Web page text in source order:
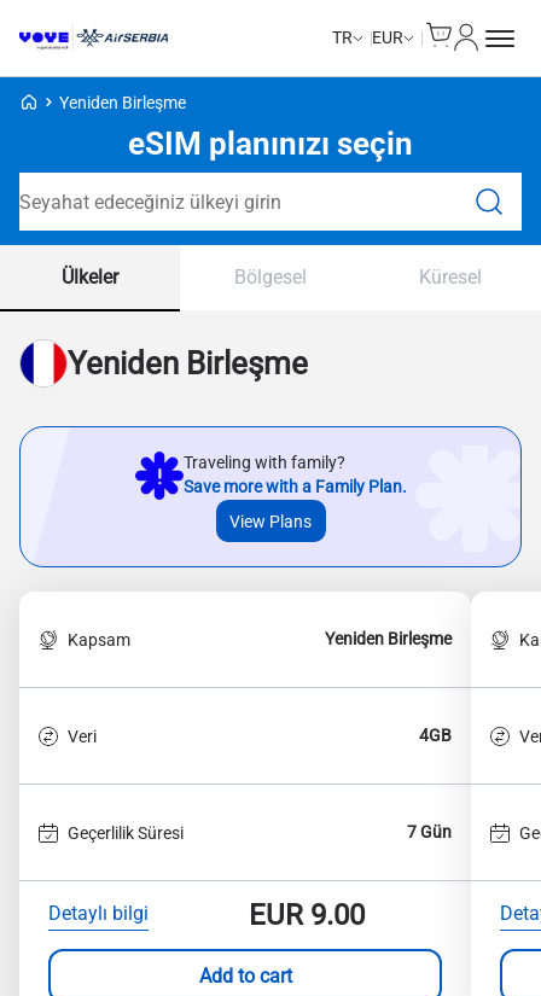
TR EUR
Voye Homepage
Yeniden Birleşme
eSIM planınızı seçin
Ülkeler Bölgesel Küresel
Yeniden Birleşme
Traveling with family?
Save more with a Family Plan.
View Plans
Kapsam Yeniden Birleşme
Veri 4GB
Geçerlilik Süresi 7 Gün
Detaylı bilgi EUR9.00
Add to cart